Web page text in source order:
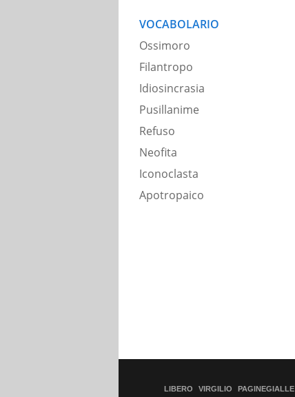
VOCABOLARIO
Ossimoro
Filantropo
Idiosincrasia
Pusillanime
Refuso
Neofita
Iconoclasta
Apotropaico
LIBERO VIRGILIO PAGINEGIALLE